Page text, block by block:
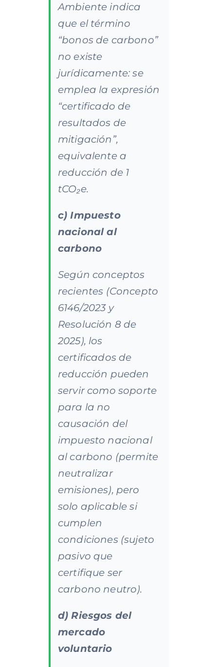
Ambiente indica
que el término
“bonos de carbono”
no existe
jurídicamente: se
emplea la expresión
“certificado de
resultados de
mitigación”,
equivalente a
reducción de 1
tCO₂e.
c) Impuesto
nacional al
carbono
Según conceptos
recientes (Concepto
6146/2023 y
Resolución 8 de
2025), los
certificados de
reducción pueden
servir como soporte
para la no
causación del
impuesto nacional
al carbono (permite
neutralizar
emisiones), pero
solo aplicable si
cumplen
condiciones (sujeto
pasivo que
certifique ser
carbono neutro).
d) Riesgos del
mercado
voluntario